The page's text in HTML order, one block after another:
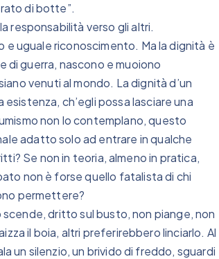
di botte”.
responsabilità verso gli altri.
e uguale riconoscimento. Ma la dignità è
di guerra, nascono e muoiono
venuti al mondo. La dignità d’un
ch’egli possa lasciare una
non lo contemplano, questo
adatto solo ad entrare in qualche
Se non in teoria, almeno in pratica,
non è forse quello fatalista di chi
permettere?
scende, dritto sul busto, non piange, non
il boia, altri preferirebbero linciarlo. Al
un silenzio, un brivido di freddo, sguardi